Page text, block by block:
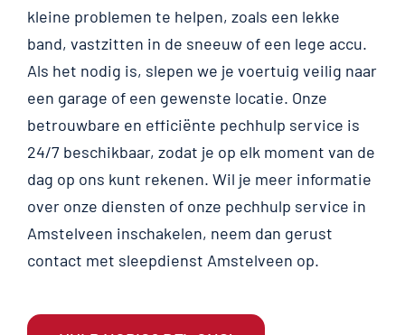
kleine problemen te helpen, zoals een lekke
band, vastzitten in de sneeuw of een lege accu.
Als het nodig is, slepen we je voertuig veilig naar
een garage of een gewenste locatie. Onze
betrouwbare en efficiënte pechhulp service is
24/7 beschikbaar, zodat je op elk moment van de
dag op ons kunt rekenen. Wil je meer informatie
over onze diensten of onze pechhulp service in
Amstelveen inschakelen, neem dan gerust
contact met sleepdienst Amstelveen op.